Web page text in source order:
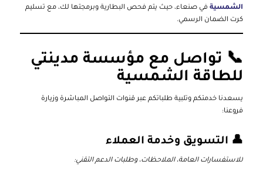
الشمسيةفي صنعاء، حيث يتم فحص البطارية وبرمجتها لك، مع تسليم
كرت الضمان الرسمي.
📞 تواصل مع مؤسسة مدينتي
للطاقة الشمسية
يسعدنا خدمتكم وتلبية طلباتكم عبر قنوات التواصل المباشرة وزيارة
فروعنا:
👤 التسويق وخدمة العملاء
للاستفسارات العامة، الملاحظات، وطلبات الدعم التقني: